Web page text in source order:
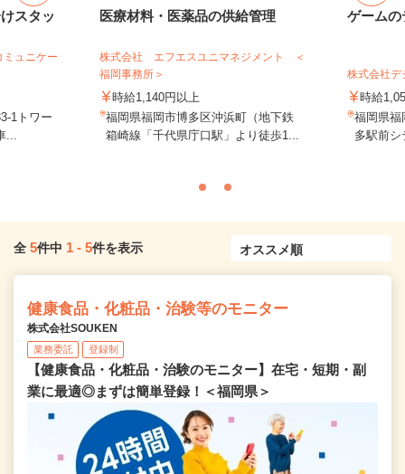
スタッ
ュニケー
1トワー
医療材料・医薬品の供給管理
株式会社 エフエスユニマネジメント ＜
福岡事務所＞
時給1,140円以上
福岡県福岡市博多区沖浜町（地下鉄
箱崎線「千代県庁口駅」より徒歩1...
ゲームの
株式会社
時給
福岡県福
多駅前
全 5件中 1 - 5件を表示
健康食品・化粧品・治験等のモニター
株式会社SOUKEN
業務委託 登録制
【健康食品・化粧品・治験のモニター】在宅・短期・副
業に最適◎まずは簡単登録！＜福岡県＞